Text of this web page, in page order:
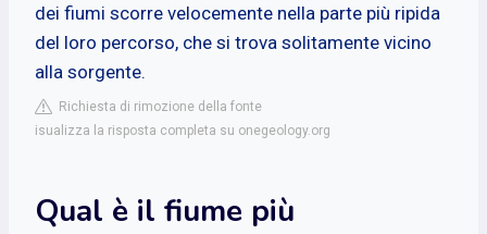
dei fiumi scorre velocemente nella parte più ripida
del loro percorso, che si trova solitamente vicino
alla sorgente.
Richiesta di rimozione della fonte
isualizza la risposta completa su onegeology.org
Qual è il fiume più